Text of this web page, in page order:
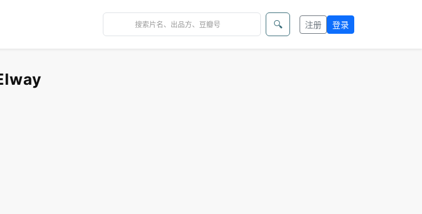
🔍 注册 登录